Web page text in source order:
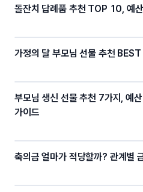
돌잔치 답례품 추천 TOP 10, 예
가정의 달 부모님 선물 추천
부모님 생신 선물 추천 7가지, 예
가이드
축의금 얼마가 적당할까? 관계별